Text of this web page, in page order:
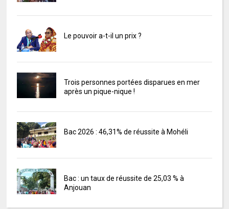
Le pouvoir a-t-il un prix ?
Trois personnes portées disparues en mer
après un pique-nique !
Bac 2026 : 46,31% de réussite à Mohéli
Bac : un taux de réussite de 25,03 % à
Anjouan